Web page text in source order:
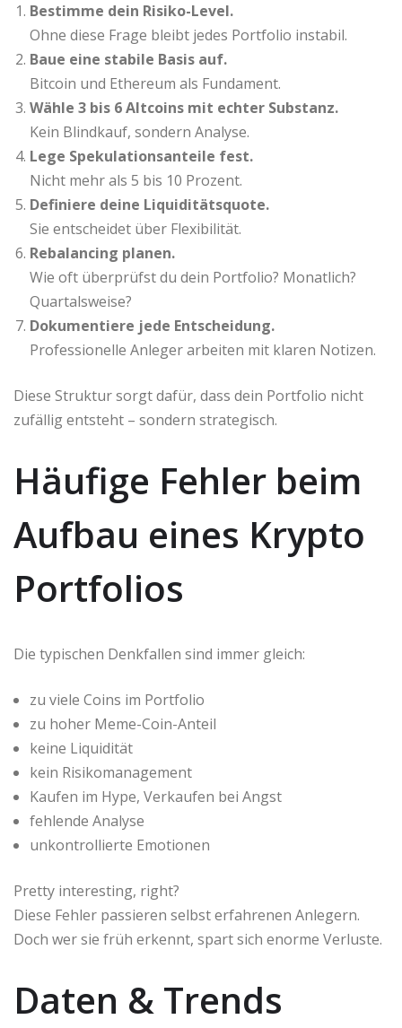
Bestimme dein Risiko-Level.
Ohne diese Frage bleibt jedes Portfolio instabil.
Baue eine stabile Basis auf.
Bitcoin und Ethereum als Fundament.
Wähle 3 bis 6 Altcoins mit echter Substanz.
Kein Blindkauf, sondern Analyse.
Lege Spekulationsanteile fest.
Nicht mehr als 5 bis 10 Prozent.
Definiere deine Liquiditätsquote.
Sie entscheidet über Flexibilität.
Rebalancing planen.
Wie oft überprüfst du dein Portfolio? Monatlich?
Quartalsweise?
Dokumentiere jede Entscheidung.
Professionelle Anleger arbeiten mit klaren Notizen.
Diese Struktur sorgt dafür, dass dein Portfolio nicht
zufällig entsteht – sondern strategisch.
Häufige Fehler beim
Aufbau eines Krypto
Portfolios
Die typischen Denkfallen sind immer gleich:
zu viele Coins im Portfolio
zu hoher Meme-Coin-Anteil
keine Liquidität
kein Risikomanagement
Kaufen im Hype, Verkaufen bei Angst
fehlende Analyse
unkontrollierte Emotionen
Pretty interesting, right?
Diese Fehler passieren selbst erfahrenen Anlegern.
Doch wer sie früh erkennt, spart sich enorme Verluste.
Daten & Trends